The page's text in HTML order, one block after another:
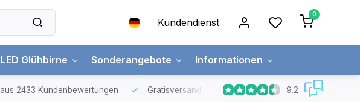
Kundendienst
0
LED Glühbirne Sonderangebote Informationen
aus 2433 Kundenbewertungen Gratisversand über € 65, - Lieferung innerhalb
9.2